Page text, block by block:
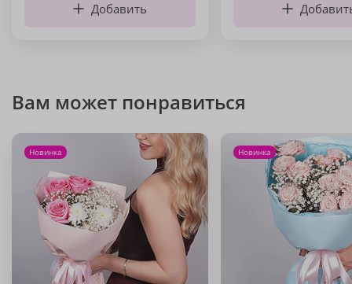
Добавить
Вам может понравиться
Новинка Новинка